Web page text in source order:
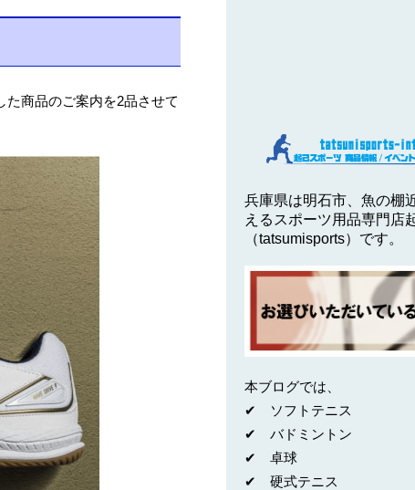
商品のご案内を2品させて
兵庫県は明石市、魚の棚
えるスポーツ用品専門店
（tatsumisports）です。
本ブログでは、
✔ ソフトテニス
✔ バドミントン
✔ 卓球
✔ 硬式テニス